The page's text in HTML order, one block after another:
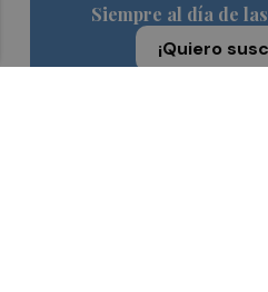
Siempre al día de
¡Quiero